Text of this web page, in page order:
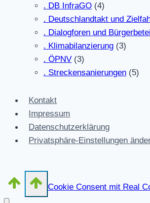
. DB InfraGO (4)
. Deutschlandtakt und
. Dialogforen und
. Klimabilanzierung (3)
. ÖPNV (3)
. Streckensanierungen (5)
Kontakt
Impressum
Datenschutzerklärung
Privatsphäre-Einstellungen
Cookie Consent mit Real